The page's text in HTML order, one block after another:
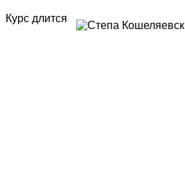
Курс длится